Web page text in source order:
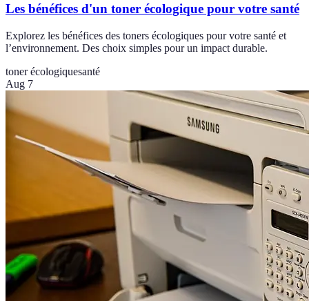
Les bénéfices d'un toner écologique pour votre santé
Explorez les bénéfices des toners écologiques pour votre santé et
l’environnement. Des choix simples pour un impact durable.
toner écologiquesanté
Aug 7